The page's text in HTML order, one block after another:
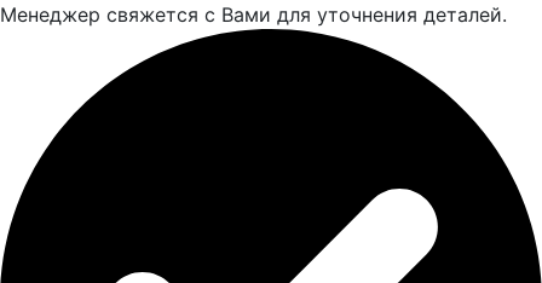
Менеджер свяжется с Вами для уточнения деталей.